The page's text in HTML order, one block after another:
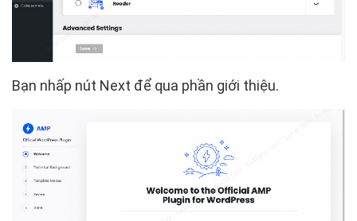
Bạn nhấp nút Next để qua phần giới thiệu.